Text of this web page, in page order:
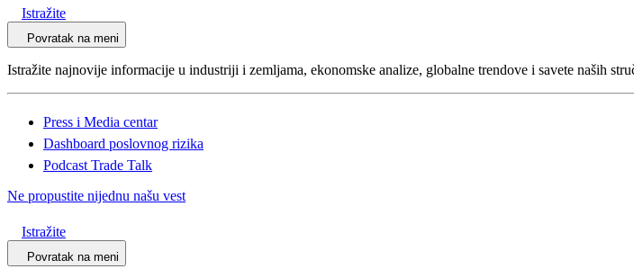
Istražite
Povratak na meni
Istražite najnovije informacije u industriji i zemljama, ekonomske analize, globalne trendove i savete naših
Press i Media centar
Dashboard poslovnog rizika
Podcast Trade Talk
Ne propustite nijednu našu vest
Istražite
Povratak na meni